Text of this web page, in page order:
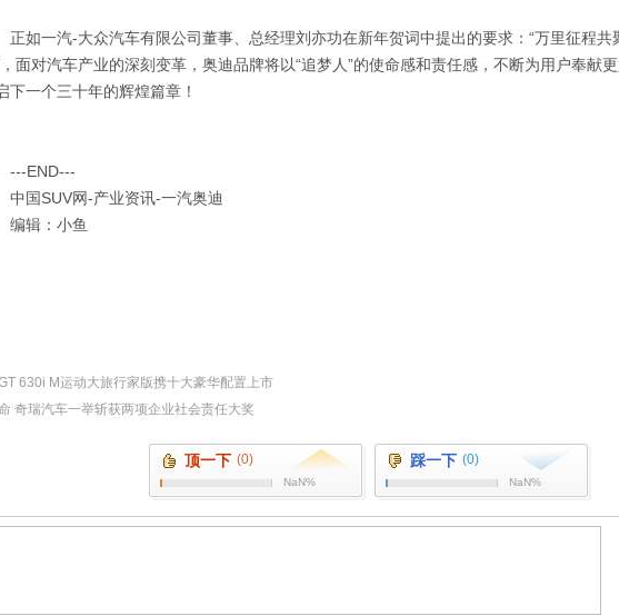
正如一汽-大众汽车有限公司董事、总经理刘亦功在新年贺词中提出的要求：“万里征程共
面对汽车产业的深刻变革，奥迪品牌将以“追梦人”的使命感和责任感，不断为用户奉献
下一个三十年的辉煌篇章！
---END---
中国SUV网-产业资讯-一汽奥迪
编辑：小鱼
630i M运动大旅行家版携十大豪华配置上市
奇瑞汽车一举斩获两项企业社会责任大奖
顶一下 (0)
NaN%
踩一下 (0)
NaN%